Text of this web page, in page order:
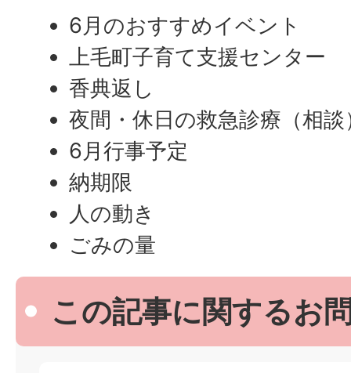
6月のおすすめイベント
上毛町子育て支援センター
香典返し
夜間・休日の救急診療（相談
6月行事予定
納期限
人の動き
ごみの量
この記事に関するお